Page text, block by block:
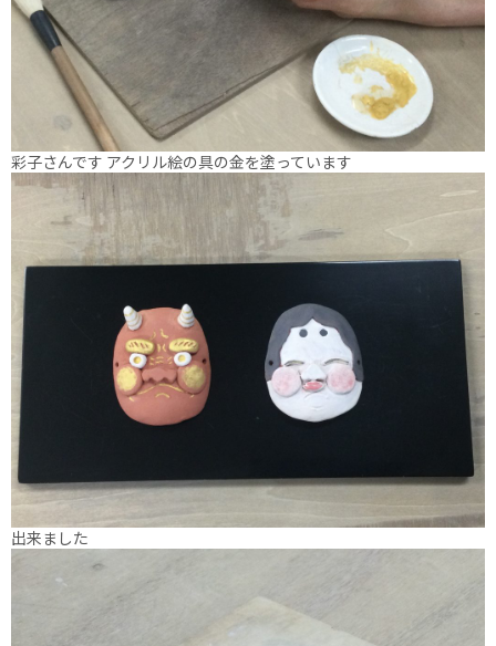
彩子さんです アクリル絵の具の金を塗っています
出来ました